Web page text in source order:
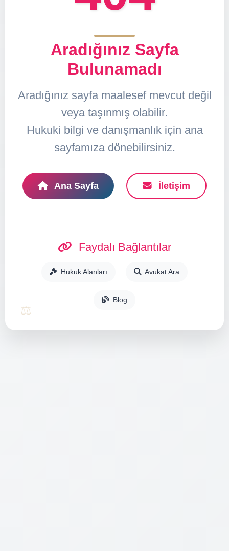
Aradığınız Sayfa
Bulunamadı
Aradığınız sayfa maalesef mevcut değil
veya taşınmış olabilir.
Hukuki bilgi ve danışmanlık için ana
sayfamıza dönebilirsiniz.
Ana Sayfa İletişim
Faydalı Bağlantılar
Hukuk Alanları Avukat Ara
Blog